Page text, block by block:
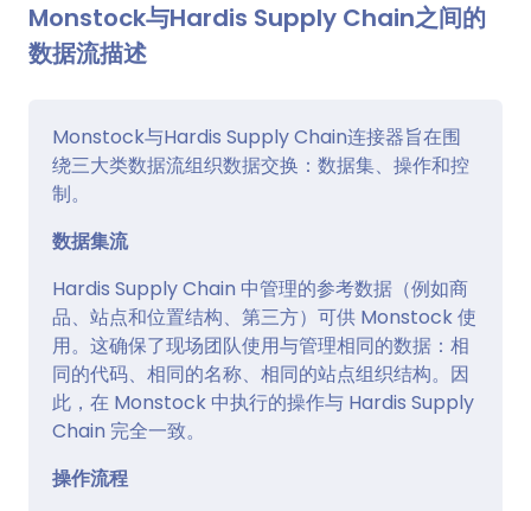
Monstock与Hardis Supply Chain之间的
数据流描述
Monstock与Hardis Supply Chain连接器旨在围
绕三大类数据流组织数据交换：数据集、操作和控
制。
数据集流
Hardis Supply Chain 中管理的参考数据（例如商
品、站点和位置结构、第三方）可供 Monstock 使
用。这确保了现场团队使用与管理相同的数据：相
同的代码、相同的名称、相同的站点组织结构。因
此，在 Monstock 中执行的操作与 Hardis Supply
Chain 完全一致。
操作流程